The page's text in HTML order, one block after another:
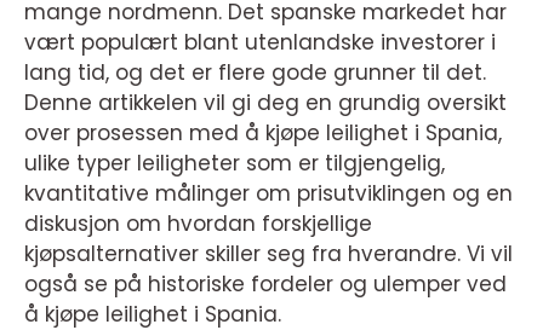
mange nordmenn. Det spanske markedet har
vært populært blant utenlandske investorer i
lang tid, og det er flere gode grunner til det.
Denne artikkelen vil gi deg en grundig oversikt
over prosessen med å kjøpe leilighet i Spania,
ulike typer leiligheter som er tilgjengelig,
kvantitative målinger om prisutviklingen og en
diskusjon om hvordan forskjellige
kjøpsalternativer skiller seg fra hverandre. Vi vil
også se på historiske fordeler og ulemper ved
å kjøpe leilighet i Spania.